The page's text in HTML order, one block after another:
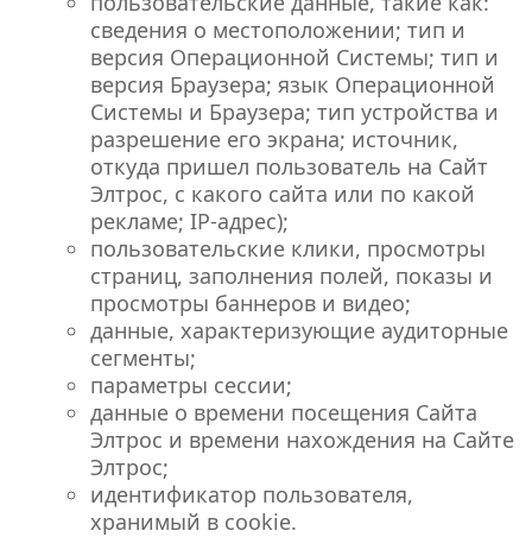
сведения о местоположении; тип и
версия Операционной Системы; тип и
версия Браузера; язык Операционной
Системы и Браузера; тип устройства и
разрешение его экрана; источник,
откуда пришел пользователь на Сайт
Элтрос, с какого сайта или по какой
рекламе; IP-адрес);
пользовательские клики, просмотры
страниц, заполнения полей, показы и
просмотры баннеров и видео;
данные, характеризующие аудиторные
сегменты;
параметры сессии;
данные о времени посещения Сайта
Элтрос и времени нахождения на Сайте
Элтрос;
идентификатор пользователя,
хранимый в cookie.